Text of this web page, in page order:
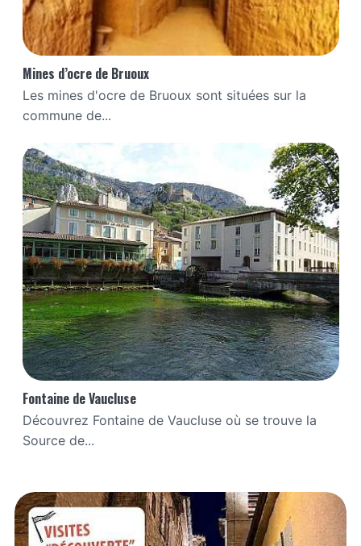
Mines d’ocre de Bruoux
Les mines d'ocre de Bruoux sont situées sur la
commune de...
Fontaine de Vaucluse
Découvrez Fontaine de Vaucluse où se trouve la
Source de...